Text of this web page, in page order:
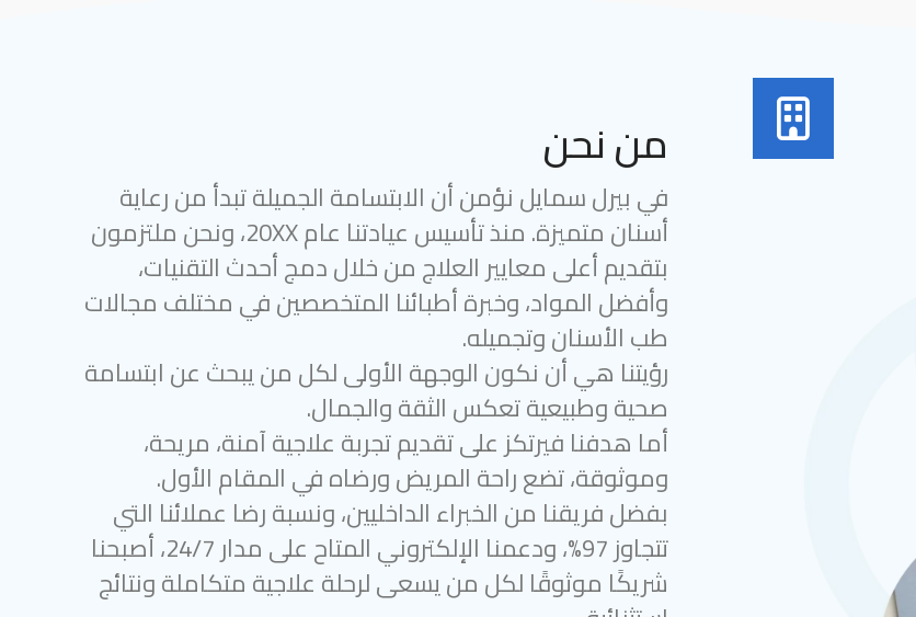
من نحن
في بيرل سمايل نؤمن أن الابتسامة الجميلة تبدأ من رعاية
أسنان متميزة. منذ تأسيس عيادتنا عام 20XX، ونحن ملتزمون
بتقديم أعلى معايير العلاج من خلال دمج أحدث التقنيات،
وأفضل المواد، وخبرة أطبائنا المتخصصين في مختلف مجالات
طب الأسنان وتجميله.
رؤيتنا هي أن نكون الوجهة الأولى لكل من يبحث عن ابتسامة
صحية وطبيعية تعكس الثقة والجمال.
أما هدفنا فيرتكز على تقديم تجربة علاجية آمنة، مريحة،
وموثوقة، تضع راحة المريض ورضاه في المقام الأول.
بفضل فريقنا من الخبراء الداخليين، ونسبة رضا عملائنا التي
تتجاوز 97%، ودعمنا الإلكتروني المتاح على مدار 24/7، أصبحنا
شريكًا موثوقًا لكل من يسعى لرحلة علاجية متكاملة ونتائج